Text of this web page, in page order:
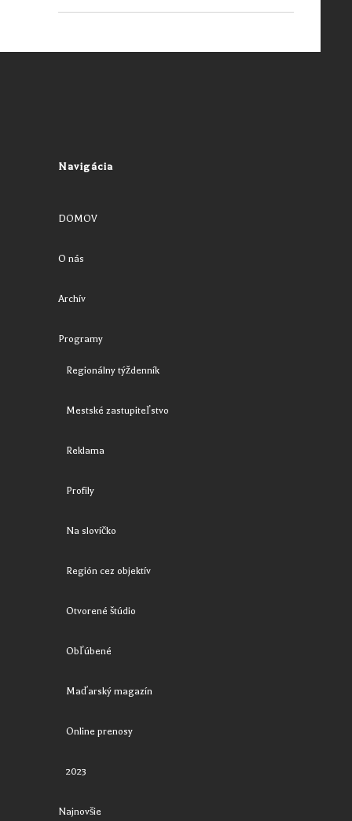
Navigácia
DOMOV
O nás
Archív
Programy
Regionálny týždenník
Mestské zastupiteľstvo
Reklama
Profily
Na slovíčko
Región cez objektív
Otvorené štúdio
Obľúbené
Maďarský magazín
Online prenosy
2023
Najnovšie